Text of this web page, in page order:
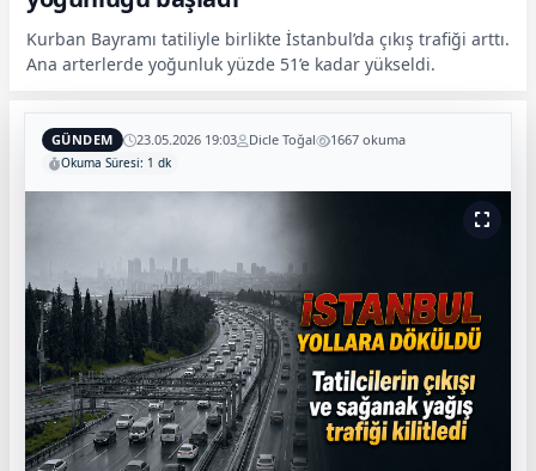
Kurban Bayramı tatiliyle birlikte İstanbul’da çıkış trafiği arttı.
Ana arterlerde yoğunluk yüzde 51’e kadar yükseldi.
GÜNDEM 23.05.2026 19:03 Dicle Toğal 1667 okuma
Okuma Süresi: 1 dk